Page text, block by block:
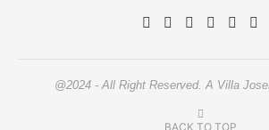
@2024 - All Right Reserved. A Villa
BACK TO TOP